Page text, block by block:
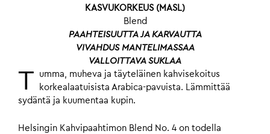
KASVUKORKEUS (MASL)
Blend
PAAHTEISUUTTA JA KARVAUTTA
VIVAHDUS MANTELIMASSAA
VALLOITTAVA SUKLAA
T
umma, muheva ja täyteläinen kahvisekoitus
korkealaatuisista Arabica-pavuista. Lämmittää
sydäntä ja kuumentaa kupin.
Helsingin Kahvipaahtimon Blend No. 4 on todella